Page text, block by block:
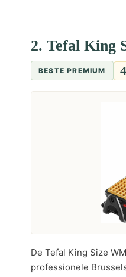
2. Tefal King
BESTE PREMIUM
De Tefal King Size
professionele